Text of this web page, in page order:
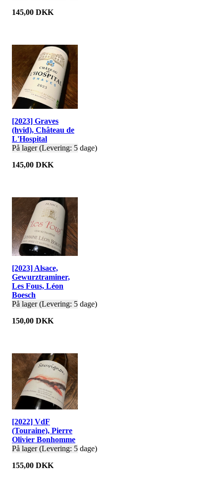
145,00 DKK
[2023] Graves
(hvid), Château de
L'Hospital
På lager (Levering: 5 dage)
145,00 DKK
[2023] Alsace,
Gewurztraminer,
Les Fous, Léon
Boesch
På lager (Levering: 5 dage)
150,00 DKK
[2022] VdF
(Touraine), Pierre
Olivier Bonhomme
På lager (Levering: 5 dage)
155,00 DKK